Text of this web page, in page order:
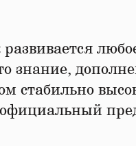
знание,
стабильно
официальный